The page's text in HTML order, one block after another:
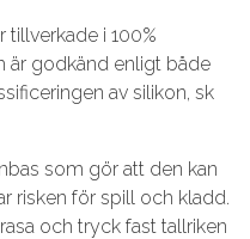
i 100%
är godkänd enligt både
av silikon, sk
som gör att den kan
risken för spill och kladd.
och tryck fast tallriken